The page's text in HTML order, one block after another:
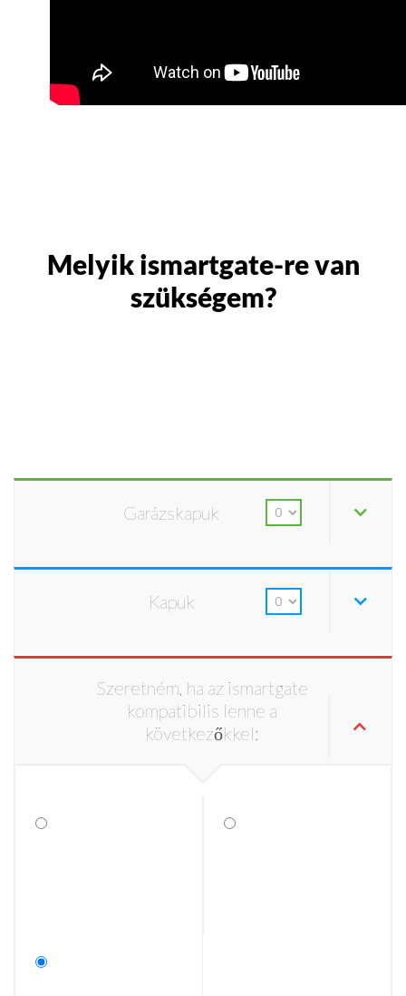
Melyik ismartgate-re van
szükségem?
Garázskapuk
Kapuk
Szeretném, ha az ismartgate
kompatibilis lenne a
következőkkel: